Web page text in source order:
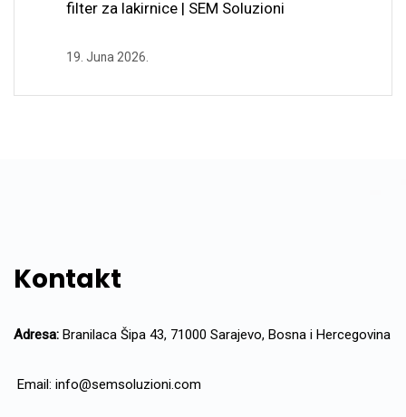
filter za lakirnice | SEM Soluzioni
19. Juna 2026.
Kontakt
Adresa: Branilaca Šipa 43, 71000 Sarajevo, Bosna i Hercegovina
Email: info@semsoluzioni.com